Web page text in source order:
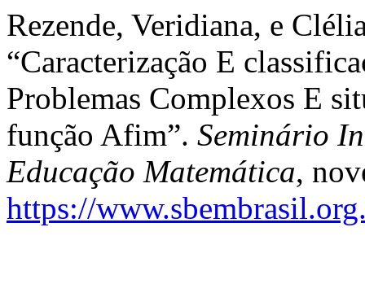
Rezende, Veridiana, e
“Caracterização E
Problemas Complexos E
função Afim”. Seminário
Educação Matemática,
https://